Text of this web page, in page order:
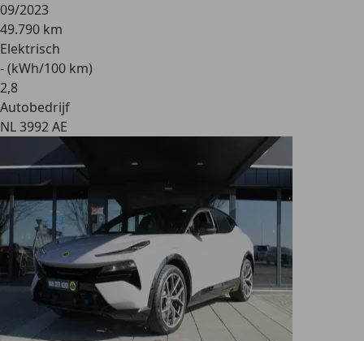
09/2023
49.790 km
Elektrisch
- (kWh/100 km)
2,8
Autobedrijf
NL 3992 AE